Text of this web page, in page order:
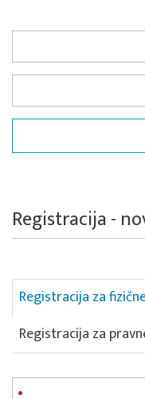
Registracija -
Registracija za
Registracija za